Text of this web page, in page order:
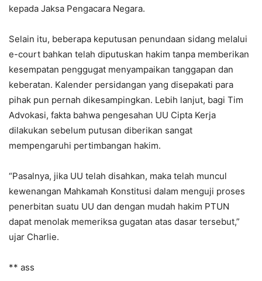
kepada Jaksa Pengacara Negara.
Selain itu, beberapa keputusan penundaan sidang melalui
e-court bahkan telah diputuskan hakim tanpa memberikan
kesempatan penggugat menyampaikan tanggapan dan
keberatan. Kalender persidangan yang disepakati para
pihak pun pernah dikesampingkan. Lebih lanjut, bagi Tim
Advokasi, fakta bahwa pengesahan UU Cipta Kerja
dilakukan sebelum putusan diberikan sangat
mempengaruhi pertimbangan hakim.
“Pasalnya, jika UU telah disahkan, maka telah muncul
kewenangan Mahkamah Konstitusi dalam menguji proses
penerbitan suatu UU dan dengan mudah hakim PTUN
dapat menolak memeriksa gugatan atas dasar tersebut,”
ujar Charlie.
** ass